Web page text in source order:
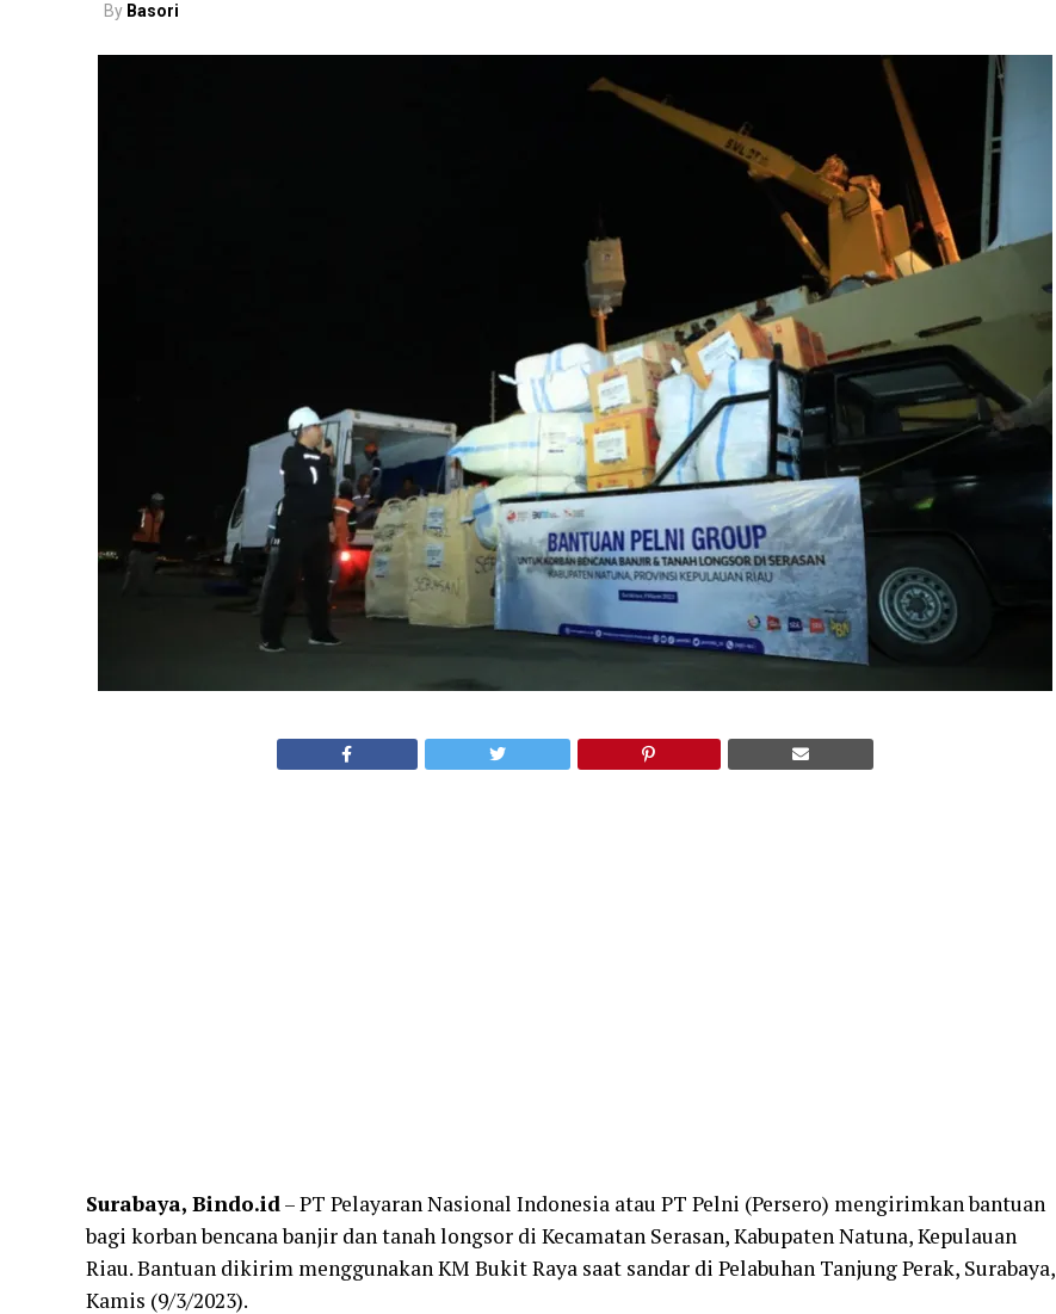
By Basori
Surabaya, Bindo.id– PT Pelayaran Nasional Indonesia atau PT Pelni (Persero) mengirimkan bantuan
bagi korban bencana banjir dan tanah longsor di Kecamatan Serasan, Kabupaten Natuna, Kepulauan
Riau. Bantuan dikirim menggunakan KM Bukit Raya saat sandar di Pelabuhan Tanjung Perak, Surabaya,
Kamis (9/3/2023).